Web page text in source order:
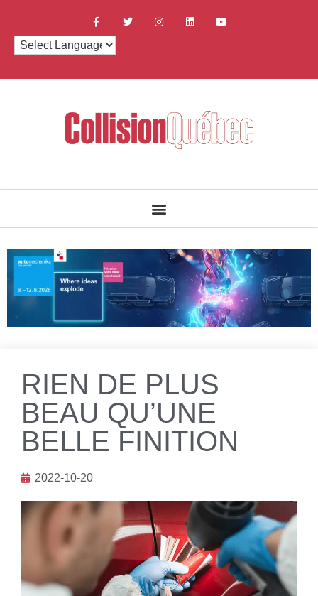
RIEN DE PLUS
BEAU QU’UNE
BELLE FINITION
2022-10-20